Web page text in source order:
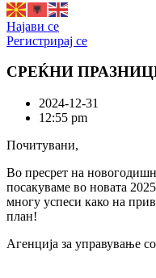
Најави се
Регистрирај се
СРЕЌНИ
2024-12-31
12:55 pm
Почитувани,
Во пресрет на
посакуваме во новата
многу успеси како на
план!
Агенција за управување